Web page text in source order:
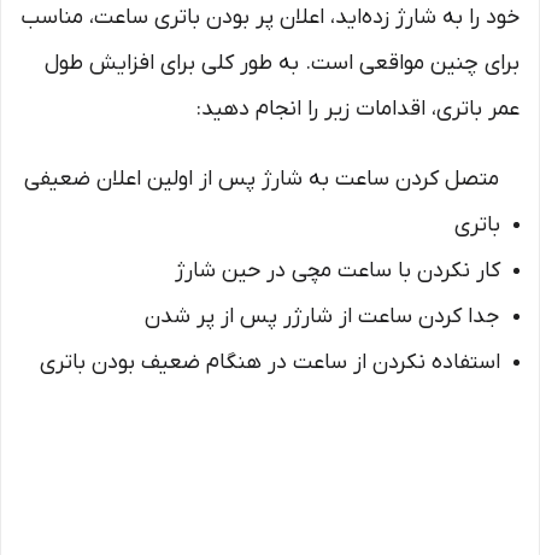
خود را به شارژ زده‌اید، اعلان پر بودن باتری ساعت، مناسب
برای چنین مواقعی است. به طور کلی برای افزایش طول
عمر باتری، اقدامات زیر را انجام دهید:
متصل کردن ساعت به شارژ پس از اولین اعلان ضعیفی
باتری
کار نکردن با ساعت مچی در حین شارژ
جدا کردن ساعت از شارژر پس از پر شدن
استفاده نکردن از ساعت در هنگام ضعیف بودن باتری